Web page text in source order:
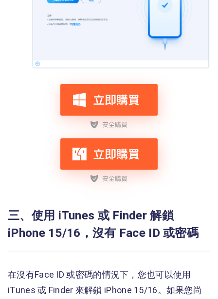
三、使用 iTunes 或 Finder 解鎖
iPhone 15/16，沒有 Face ID 或密碼
在沒有Face ID 或密碼的情況下，您也可以使用
iTunes 或 Finder 來解鎖 iPhone 15/16。如果您尚